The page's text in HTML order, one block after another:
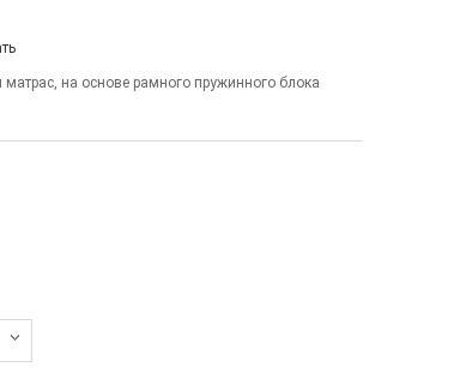
на основе рамного пружинного блока